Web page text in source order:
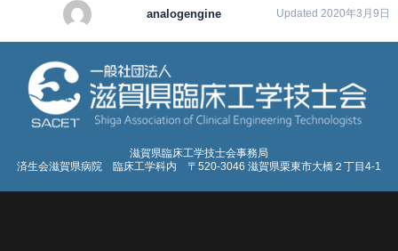
analogengine Updated 2020年3月9日
滋賀県臨床工学技士会事務局
済生会滋賀県病院 臨床工学科内 〒520-3046 滋賀県栗東市大橋２丁目4-1